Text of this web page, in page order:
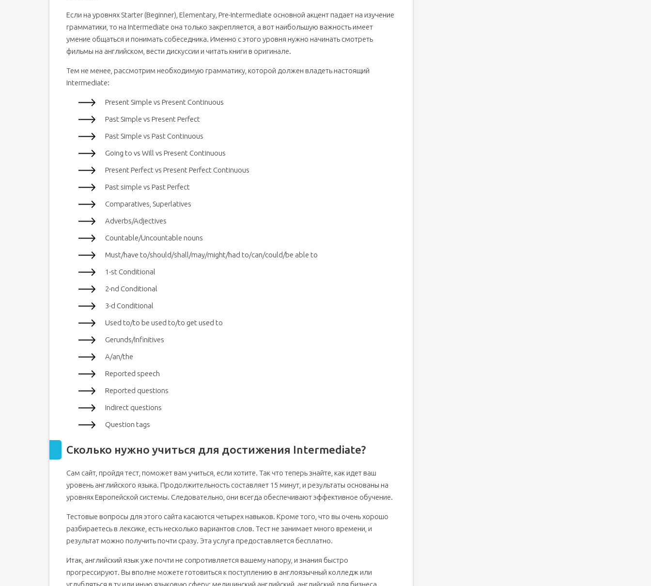
Если на уровнях Starter (Beginner), Elementary, Pre-Intermediate основной акцент падает на изучение
грамматики, то на Intermediate она только закрепляется, а вот наибольшую важность имеет
умение общаться и понимать собеседника. Именно с этого уровня нужно начинать смотреть
фильмы на английском, вести дискуссии и читать книги в оригинале.
Тем не менее, рассмотрим необходимую грамматику, которой должен владеть настоящий
Intermediate:
Present Simple vs Present Continuous
Past Simple vs Present Perfect
Past Simple vs Past Continuous
Going to vs Will vs Present Continuous
Present Perfect vs Present Perfect Continuous
Past simple vs Past Perfect
Comparatives, Superlatives
Adverbs/Adjectives
Countable/Uncountable nouns
Must/have to/should/shall/may/might/had to/can/could/be able to
1-st Conditional
2-nd Conditional
3-d Conditional
Used to/to be used to/to get used to
Gerunds/Infinitives
A/an/the
Reported speech
Reported questions
Indirect questions
Question tags
Сколько нужно учиться для достижения Intermediate?
Сам сайт, пройдя тест, поможет вам учиться, если хотите. Так что теперь знайте, как идет ваш
уровень английского языка. Продолжительность составляет 15 минут, и результаты основаны на
уровнях Европейской системы. Следовательно, они всегда обеспечивают эффективное обучение.
Тестовые вопросы для этого сайта касаются четырех навыков. Кроме того, что вы очень хорошо
разбираетесь в лексике, есть несколько вариантов слов. Тест не занимает много времени, и
результат можно получить почти сразу. Эта услуга предоставляется бесплатно.
Итак, английский язык уже почти не сопротивляется вашему напору, и знания быстро
прогрессируют. Вы вполне можете готовиться к поступлению в англоязычный колледж или
углубляться в ту или иную языковую сферу: медицинский английский, английский для бизнеса,